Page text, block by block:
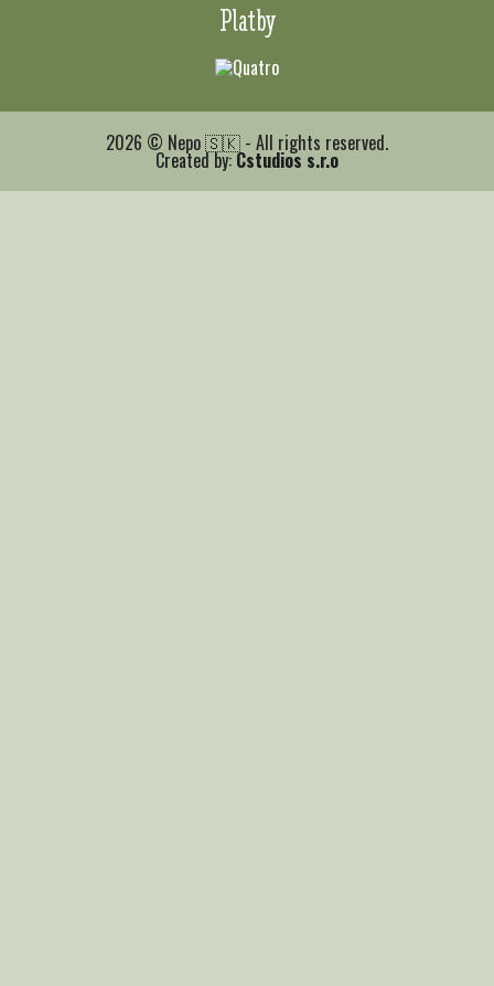
Platby
2026 © Nepo 🇸🇰 - All rights reserved.
Created by: Cstudios s.r.o